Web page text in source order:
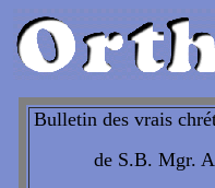
Bulletin des vrais
de S.B. Mgr.